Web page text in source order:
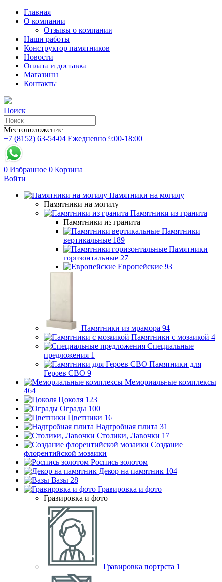
Главная
О компании
Отзывы о компании
Наши работы
Конструктор памятников
Новости
Оплата и доставка
Магазины
Контакты
Поиск
Местоположение
+7 (8152) 63-54-04 Ежедневно 9:00-18:00
0 Избранное 0 Корзина
Войти
Памятники на могилу
Памятники на могилу
Памятники из гранита
Памятники из гранита
Памятники
вертикальные 189
Памятники
горизонтальные 27
Европейские 93
Памятники из мрамора 94
Памятники с мозаикой 4
Специальные
предложения 1
Памятники для
Героев СВО 9
Мемориальные комплексы
464
Цоколя 123
Ограды 100
Цветники 16
Надгробная плита 31
Столики, Лавочки 17
Создание
флорентийской мозаики
Роспись золотом
Декор на памятник 104
Вазы 28
Гравировка и фото
Гравировка и фото
Гравировка портрета 1